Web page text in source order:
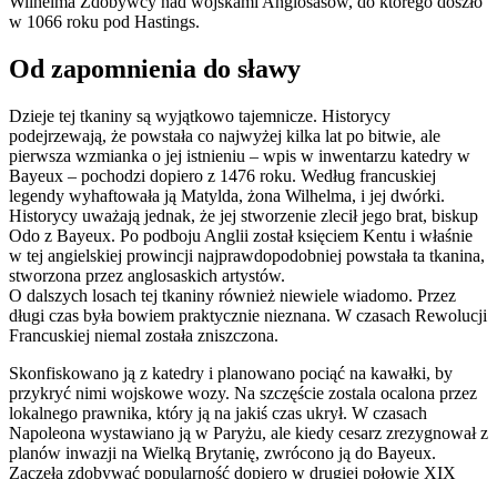
w 1066 roku pod Hastings.
Od zapomnienia do sławy
Dzieje tej tkaniny są wyjątkowo tajemnicze. Historycy
podejrzewają, że powstała co najwyżej kilka lat po bitwie, ale
pierwsza wzmianka o jej istnieniu – wpis w inwentarzu katedry w
Bayeux – pochodzi dopiero z 1476 roku. Według francuskiej
legendy wyhaftowała ją Matylda, żona Wilhelma, i jej dwórki.
Historycy uważają jednak, że jej stworzenie zlecił jego brat, biskup
Odo z Bayeux. Po podboju Anglii został księciem Kentu i właśnie
w tej angielskiej prowincji najprawdopodobniej powstała ta tkanina,
stworzona przez anglosaskich artystów.
O dalszych losach tej tkaniny również niewiele wiadomo. Przez
długi czas była bowiem praktycznie nieznana. W czasach Rewolucji
Francuskiej niemal została zniszczona.
Skonfiskowano ją z katedry i planowano pociąć na kawałki, by
przykryć nimi wojskowe wozy. Na szczęście zostala ocalona przez
lokalnego prawnika, który ją na jakiś czas ukrył. W czasach
Napoleona wystawiano ją w Paryżu, ale kiedy cesarz zrezygnował z
planów inwazji na Wielką Brytanię, zwrócono ją do Bayeux.
Zaczęła zdobywać popularność dopiero w drugiej połowie XIX